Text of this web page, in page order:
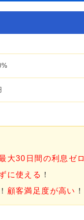
大30日間の利息ゼロ
に使える ！
顧客満足度が高い ！